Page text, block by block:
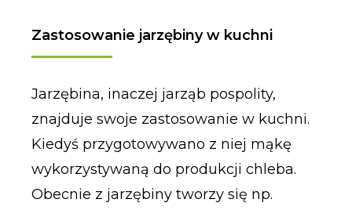
Zastosowanie jarzębiny w kuchni
Jarzębina, inaczej jarząb pospolity,
znajduje swoje zastosowanie w kuchni.
Kiedyś przygotowywano z niej mąkę
wykorzystywaną do produkcji chleba.
Obecnie z jarzębiny tworzy się np.